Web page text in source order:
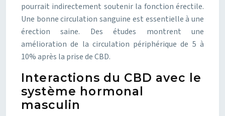
pourrait indirectement soutenir la fonction érectile.
Une bonne circulation sanguine est essentielle à une
érection saine. Des études montrent une
amélioration de la circulation périphérique de 5 à
10% après la prise de CBD.
Interactions du CBD avec le
système hormonal
masculin